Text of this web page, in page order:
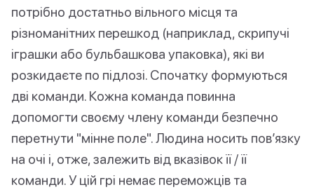
потрібно достатньо вільного місця та
різноманітних перешкод (наприклад, скрипучі
іграшки або бульбашкова упаковка), які ви
розкидаєте по підлозі. Спочатку формуються
дві команди. Кожна команда повинна
допомогти своєму члену команди безпечно
перетнути "мінне поле". Людина носить пов’язку
на очі і, отже, залежить від вказівок її / її
команди. У цій грі немає переможців та